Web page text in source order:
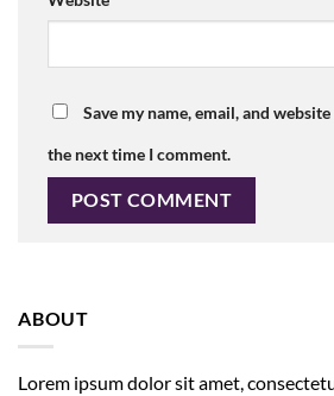
Save my name, email, and
the next time I comment.
ABOUT
Lorem ipsum dolor sit amet,